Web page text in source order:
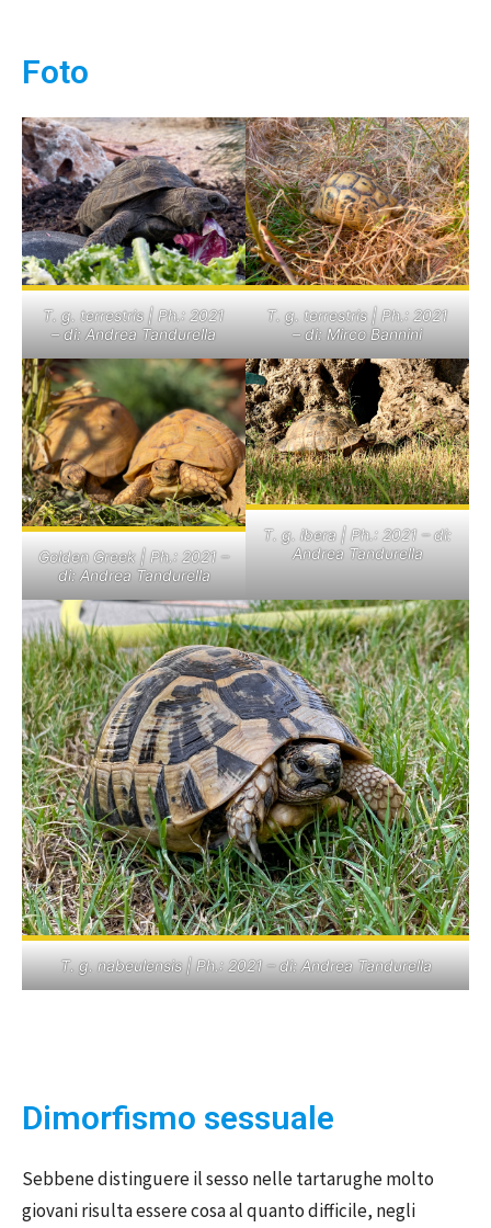
Foto
T. g. terrestris | Ph.: 2021
– di: Andrea Tandurella
T. g. terrestris | Ph.: 2021
– di: Mirco Bannini
Golden Greek | Ph.: 2021 –
di: Andrea Tandurella
T. g. ibera | Ph.: 2021 – di:
Andrea Tandurella
T. g. nabeulensis | Ph.: 2021 – di: Andrea Tandurella
Dimorfismo sessuale
Sebbene distinguere il sesso nelle tartarughe molto
giovani risulta essere cosa al quanto difficile, negli